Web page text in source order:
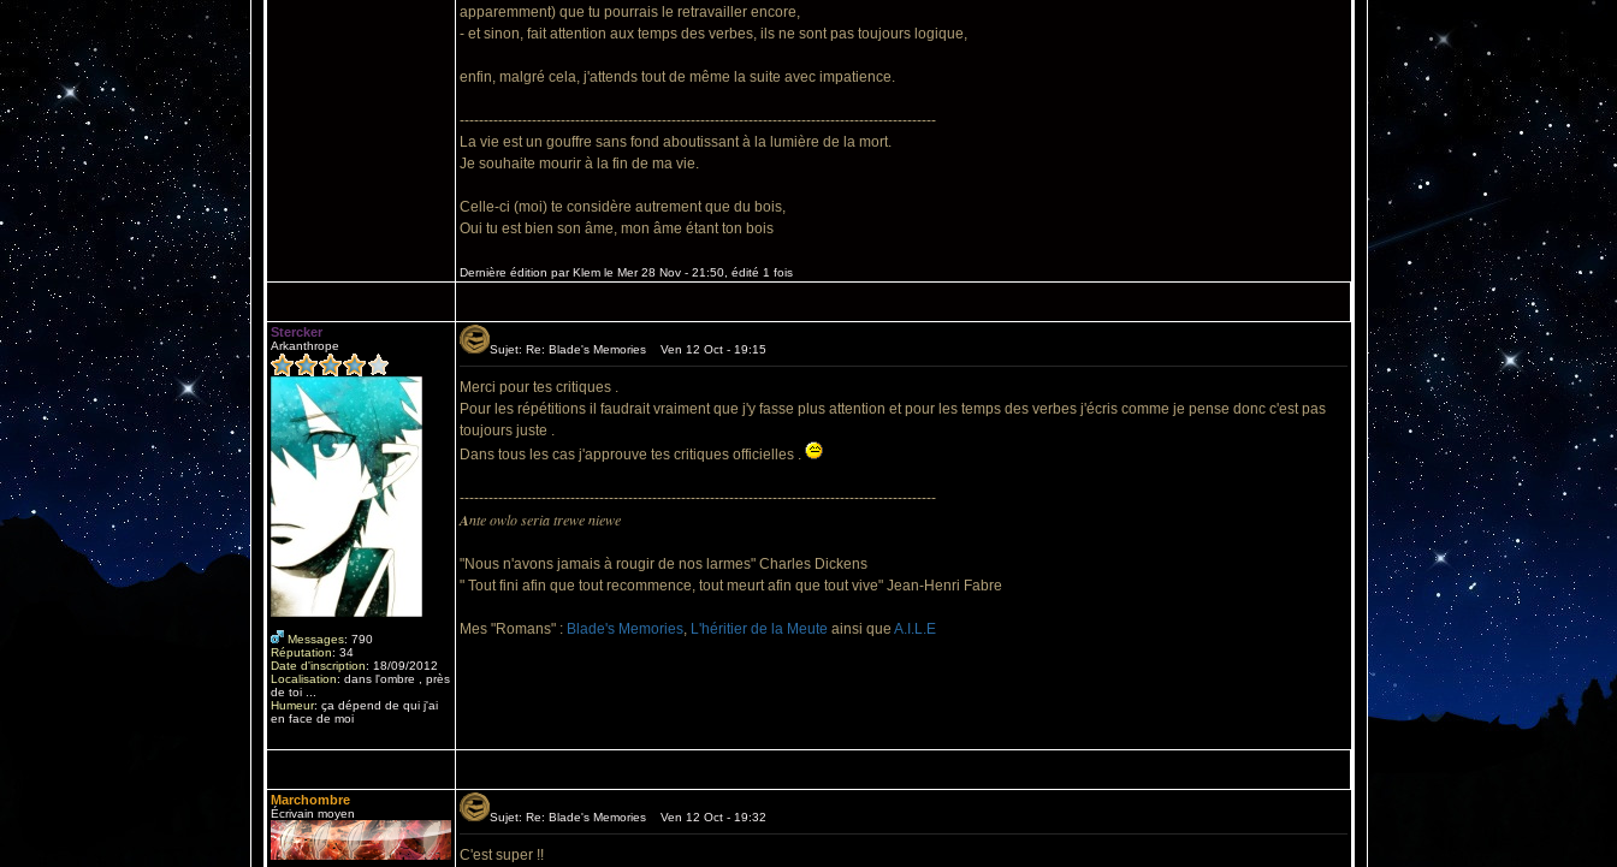
apparemment) que tu pourrais le retravailler encore,
- et sinon, fait attention aux temps des verbes, ils ne sont pas toujours logique,
enfin, malgré cela, j'attends tout de même la suite avec impatience.
---------------------------------------------------------------------------------------------------
La vie est un gouffre sans fond aboutissant à la lumière de la mort.
Je souhaite mourir à la fin de ma vie.
Celle-ci (moi) te considère autrement que du bois,
Oui tu est bien son âme, mon âme étant ton bois
Dernière édition par Klem le Mer 28 Nov - 21:50, édité 1 fois
Stercker
Arkanthrope
Messages: 790
Réputation: 34
Date d'inscription: 18/09/2012
Localisation: dans l'ombre , près
de toi ...
Humeur: ça dépend de qui j'ai
en face de moi
Sujet: Re: Blade's Memories Ven 12 Oct - 19:15
Merci pour tes critiques .
Pour les répétitions il faudrait vraiment que j'y fasse plus attention et pour les temps des verbes j'écris comme je pense donc c'est pas
toujours juste .
Dans tous les cas j'approuve tes critiques officielles .
---------------------------------------------------------------------------------------------------
Ante owlo seria trewe niewe
"Nous n'avons jamais à rougir de nos larmes" Charles Dickens
" Tout fini afin que tout recommence, tout meurt afin que tout vive" Jean-Henri Fabre
Mes "Romans" : Blade's Memories, L'héritier de la Meute ainsi que A.I.L.E
Marchombre
Écrivain moyen Sujet: Re: Blade's Memories Ven 12 Oct - 19:32
C'est super !!